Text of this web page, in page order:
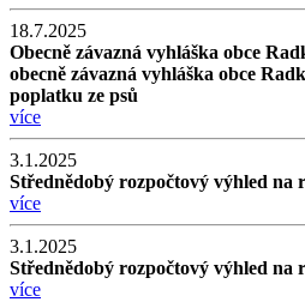
18.7.2025
Obecně závazná vyhláška obce
obecně závazná vyhláška obce
poplatku ze psů
více
3.1.2025
Střednědobý rozpočtový výhled na
více
3.1.2025
Střednědobý rozpočtový výhled na
více